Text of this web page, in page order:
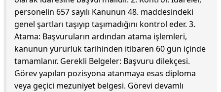
personelin 657 sayılı Kanunun 48. maddesindeki
genel şartları taşıyıp taşımadığını kontrol eder. 3.
Atama: Başvuruların ardından atama işlemleri,
kanunun yürürlük tarihinden itibaren 60 gün içinde
tamamlanır. Gerekli Belgeler: Başvuru dilekçesi.
Görev yapılan pozisyona atanmaya esas diploma
veya geçici mezuniyet belgesi. Görevi devamlı